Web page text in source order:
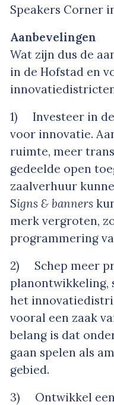
Speakers Corner
Aanbevelingen
Wat zijn dus de
in de Hofstad en
1) Investeer in
voor innovatie.
ruimte, meer
gedeelde open
zaalverhuur
Signs & banners
merk vergroten,
programmering
2) Schep meer
planontwikkeling,
het
vooral een zaak
belang is dat
gaan spelen als
gebied.
3) Ontwikkel een